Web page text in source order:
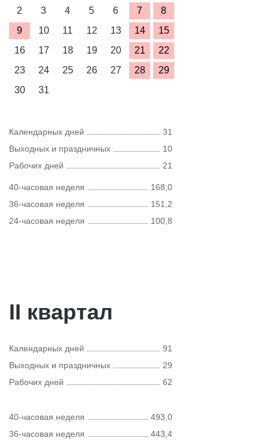
2
3 4 5 6 7
8
9
10 11 12 13 14
15
16
17 18 19 20 21
22
23
24 25 26 27 28
29
30
31
Календарных дней
31
Выходных и праздничных
10
Рабочих дней
21
40-часовая неделя
168,0
36-часовая неделя
151,2
24-часовая неделя
100,8
II квартал
Календарных дней
91
Выходных и праздничных
29
Рабочих дней
62
40-часовая неделя
493,0
36-часовая неделя
443,4